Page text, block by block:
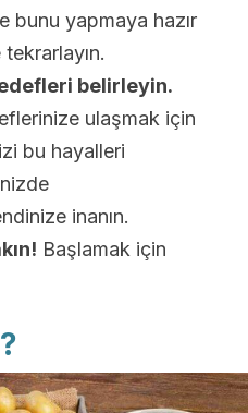
bunu yapmaya hazır
belirleyin.
ulaşmak için
bu hayalleri
inanın.
Başlamak için